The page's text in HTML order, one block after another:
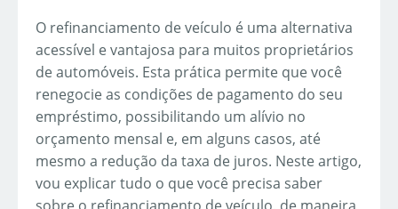
O refinanciamento de veículo é uma alternativa
acessível e vantajosa para muitos proprietários
de automóveis. Esta prática permite que você
renegocie as condições de pagamento do seu
empréstimo, possibilitando um alívio no
orçamento mensal e, em alguns casos, até
mesmo a redução da taxa de juros. Neste artigo,
vou explicar tudo o que você precisa saber